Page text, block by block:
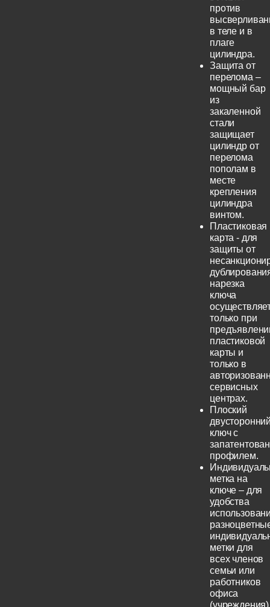
против
в теле и в
плаге
цилиндра.
Защита от
перелома –
мощный бар
из
закаленной
стали
защищает
цилиндр от
перелома
пополам в
месте
крепления
цилиндра
винтом.
Пластиковая
карта - для
защиты от
нарезка
ключа
только при
пластиковой
карты и
только в
сервисных
центрах.
Плоский
ключ с
профилем.
метка на
ключе – для
удобства
метки для
всех членов
семьи или
работников
офиса